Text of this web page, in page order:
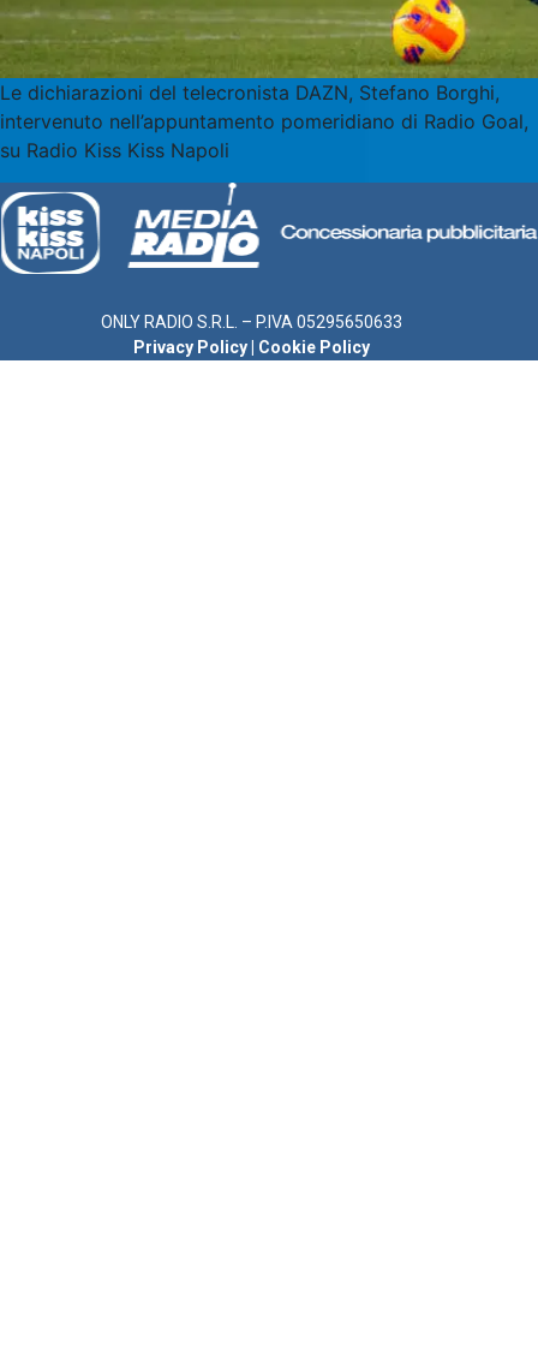
Le dichiarazioni del telecronista DAZN, Stefano Borghi,
intervenuto nell’appuntamento pomeridiano di Radio Goal,
su Radio Kiss Kiss Napoli
ONLY RADIO S.R.L. – P.IVA 05295650633
Privacy Policy
Cookie Policy